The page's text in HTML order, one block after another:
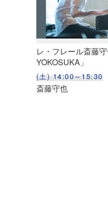
レ・フレール斎藤
YOKOSUKA」
(土) 14:00～15:30
斎藤守也